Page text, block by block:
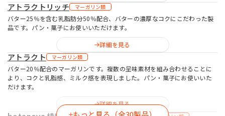
アトラクトリッチ マーガリン類
バター25％を含む乳脂肪分50％配合、バターの濃厚なコクにこだわった製
品です。パン・菓子にお使いいただけます。
詳細を見る
アトラクト マーガリン類
バター20％配合のマーガリンです。複数の呈味素材を組み合わせることに
より、コクと乳脂感、ミルク感を表現しました。パン・菓子にお使いいた
だけます。
詳細を見る